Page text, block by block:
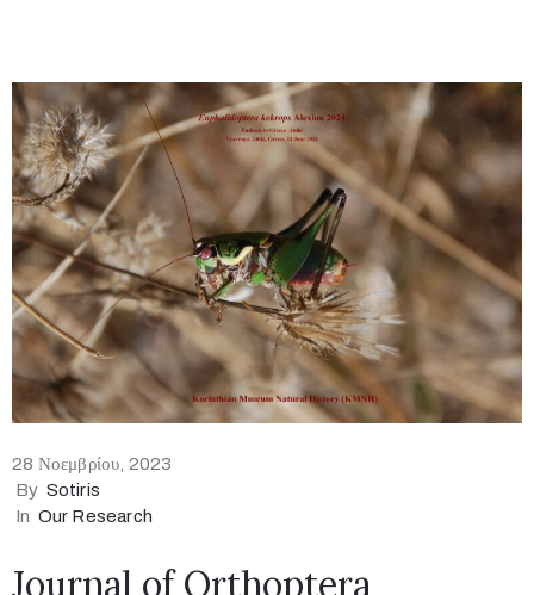
28 Νοεμβρίου, 2023
By Sotiris
In Our Research
Journal of Orthoptera